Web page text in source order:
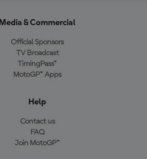
Media & Commercial
Official Sponsors
TV Broadcast
TimingPass™
MotoGP™ Apps
Help
Contact us
FAQ
Join MotoGP™